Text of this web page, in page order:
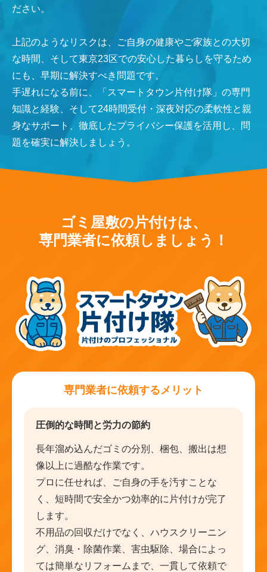
ださい。
上記のようなリスクは、ご自身の健康やご家族との大切
な時間、そして東京23区での安心した暮らしを守るため
にも、早期に解決すべき問題です。
手遅れになる前に、「スマートタウン片付け隊」の専門
知識と経験、そして24時間受付・深夜対応の柔軟性と親
身なサポート、徹底したプライバシー保護を活用し、問
題を確実に解決しましょう。
ゴミ屋敷の片付けは、
専門業者に依頼しましょう！
専門業者に依頼するメリット
圧倒的な時間と労力の節約
長年溜め込んだゴミの分別、梱包、搬出は想
像以上に過酷な作業です。
プロに任せれば、ご自身の手を汚すことな
く、短時間で安全かつ効率的に片付けが完了
します。
不用品の回収だけでなく、ハウスクリーニン
グ、消臭・除菌作業、害虫駆除、場合によっ
ては簡単なリフォームまで、一貫して依頼で